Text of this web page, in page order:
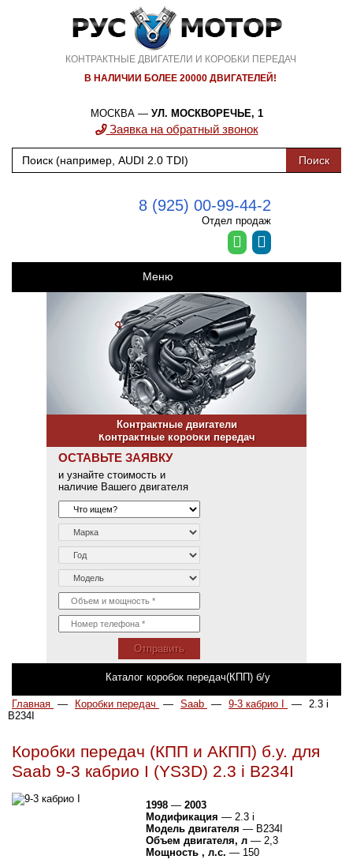
КОНТРАКТНЫЕ ДВИГАТЕЛИ И КОРОБКИ ПЕРЕДАЧ
В НАЛИЧИИ БОЛЕЕ 20000 ДВИГАТЕЛЕЙ!
МОСКВА — УЛ. МОСКВОРЕЧЬЕ, 1
Заявка на обратный звонок
8 (925) 00-99-44-2
Отдел продаж
Меню
Контрактные двигатели
Контрактные коробки передач
ОСТАВЬТЕ ЗАЯВКУ
и узнайте стоимость и
наличие Вашего двигателя
Отправить
Каталог коробок передач(КПП) б/у
Главная — Коробки передач — Saab — 9-3 кабрио I —
2.3 i
B234I
Коробки передач (КПП и АКПП) б.у. для
Saab 9-3 кабрио I (YS3D) 2.3 i B234I
1998 — 2003
Модификация — 2.3 i
Модель двигателя — B234I
Объем двигателя, л — 2,3
Мощность , л.с. — 150